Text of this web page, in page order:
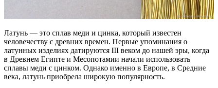
Латунь — это сплав меди и цинка, который известен
человечеству с древних времен. Первые упоминания о
латунных изделиях датируются III веком до нашей эры, когда
в Древнем Египте и Месопотамии начали использовать
сплавы меди с цинком. Однако именно в Европе, в Средние
века, латунь приобрела широкую популярность.